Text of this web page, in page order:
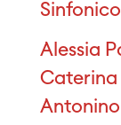
Alessia
Caterina